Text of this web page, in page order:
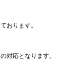
おります。
対応となります。